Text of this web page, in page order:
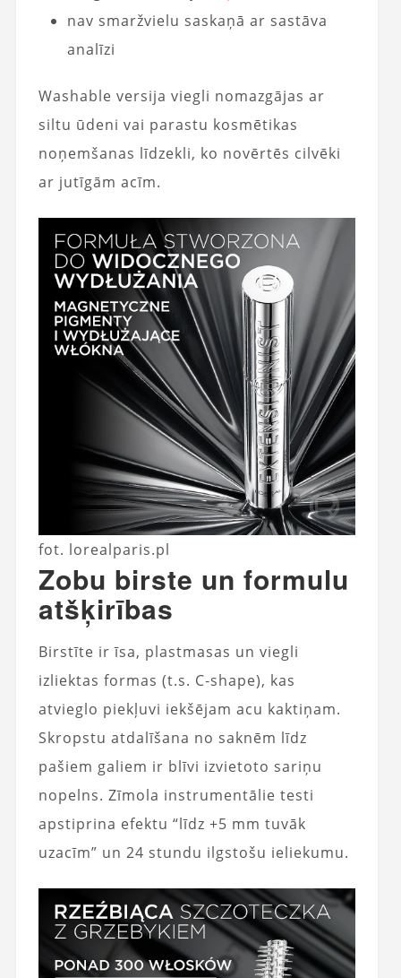
nav smaržvielu saskaņā ar sastāva
analīzi
Washable versija viegli nomazgājas ar
siltu ūdeni vai parastu kosmētikas
noņemšanas līdzekli, ko novērtēs cilvēki
ar jutīgām acīm.
fot. lorealparis.pl
Zobu birste un formulu
atšķirības
Birstīte ir īsa, plastmasas un viegli
izliektas formas (t.s. C‑shape), kas
atvieglo piekļuvi iekšējam acu kaktiņam.
Skropstu atdalīšana no saknēm līdz
pašiem galiem ir blīvi izvietoto sariņu
nopelns. Zīmola instrumentālie testi
apstiprina efektu “līdz +5 mm tuvāk
uzacīm” un 24 stundu ilgstošu ieliekumu.